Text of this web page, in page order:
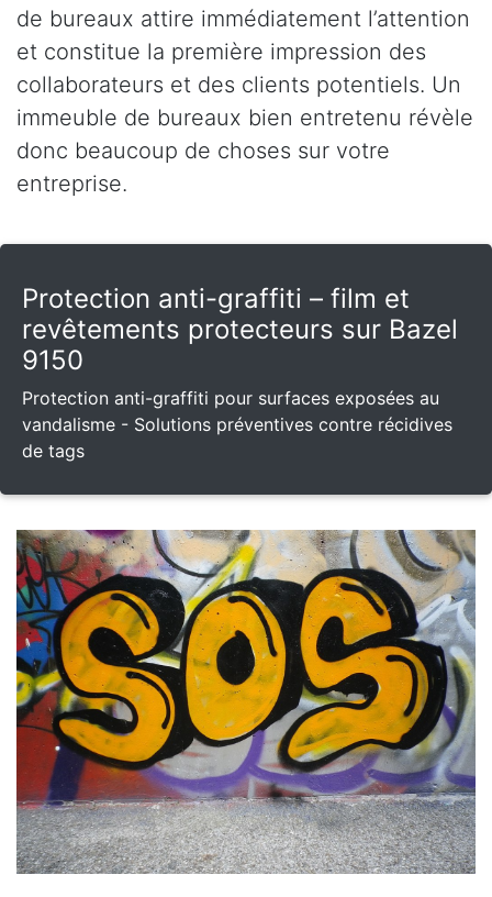
de bureaux attire immédiatement l’attention
et constitue la première impression des
collaborateurs et des clients potentiels. Un
immeuble de bureaux bien entretenu révèle
donc beaucoup de choses sur votre
entreprise.
Protection anti-graffiti – film et
revêtements protecteurs sur Bazel
9150
Protection anti-graffiti pour surfaces exposées au
vandalisme - Solutions préventives contre récidives
de tags